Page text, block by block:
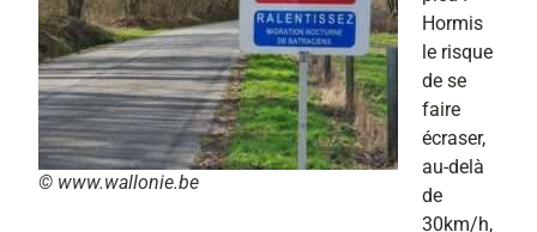
© www.wallonie.be
Hormis
le risque
de se
faire
écraser,
au-delà
de
30km/h,